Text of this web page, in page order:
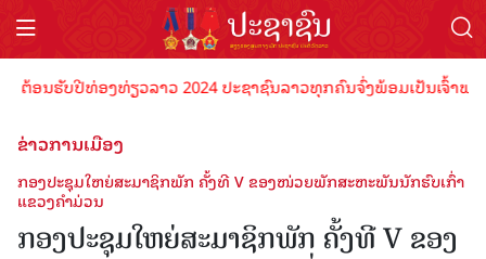
ນຮັບປີທ່ອງທ່ຽວລາວ 2024 ປະຊາຊົນລາວທຸກຄົນຈົ່ງພ້ອມເປັນເຈົ້າພາບ
ຂ່າວການເມືອງ
ກອງປະຊຸມໃຫຍ່ສະມາຊິກພັກ ຄັ້ງທີ V ຂອງໜ່ວຍພັກສະຫະພັນນັກຮົບເກົ່າ
ແຂວງຄໍາມ່ວນ
ກອງປະຊຸມໃຫຍ່ສະມາຊິກພັກ ຄັ້ງທີ V ຂອງ